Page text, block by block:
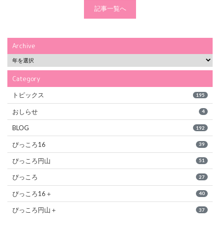
記事一覧へ
Archive
Category
トピックス 195
おしらせ 4
BLOG 192
ぴっころ16 39
ぴっころ円山 51
ぴっころ 27
ぴっころ16＋ 40
ぴっころ円山＋ 37